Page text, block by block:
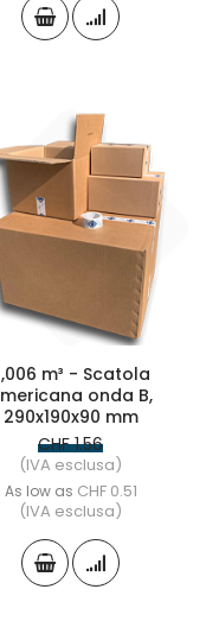
m³ - Scatola
onda B,
290x190x90 mm
CHF 1.56
(IVA esclusa)
As low as CHF 0.51
(IVA esclusa)